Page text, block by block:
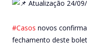
Atualização 24/
#Casos novos
fechamento deste